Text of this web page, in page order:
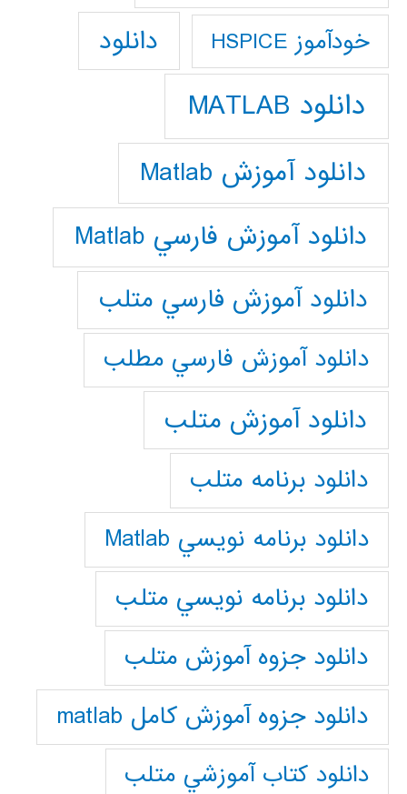
خودآموز HSPICE دانلود
دانلود MATLAB
دانلود آموزش Matlab
دانلود آموزش فارسي Matlab
دانلود آموزش فارسي متلب
دانلود آموزش فارسي مطلب
دانلود آموزش متلب
دانلود برنامه متلب
دانلود برنامه نويسي Matlab
دانلود برنامه نويسي متلب
دانلود جزوه آموزش متلب
دانلود جزوه آموزش کامل matlab
دانلود كتاب آموزشي متلب